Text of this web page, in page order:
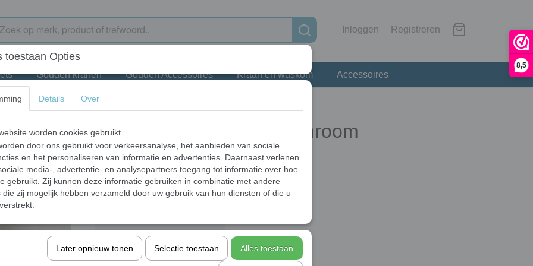
8,5
Inloggen Registreren
Gouden kranen Gouden Accessoires Kraan en waskom Accessoires
Regina chroom
Waterval kraan Regina chroom
€ 131,25 (inclusief btw 21%)
✓ Op voorraad- Levertijd 10 werkdagen
Aantal
In winkelwagen
toestaan Opties
Details Over
worden cookies gebruikt
door ons gebruikt voor verkeersanalyse, het aanbieden van sociale
en het personaliseren van informatie en advertenties. Daarnaast verlenen
media-, advertentie- en analysepartners toegang tot informatie over hoe
gebruikt. Zij kunnen deze informatie gebruiken in combinatie met andere
die zij mogelijk hebben verzameld door uw gebruik van hun diensten of die u
Later opnieuw tonen Selectie toestaan Alles toestaan